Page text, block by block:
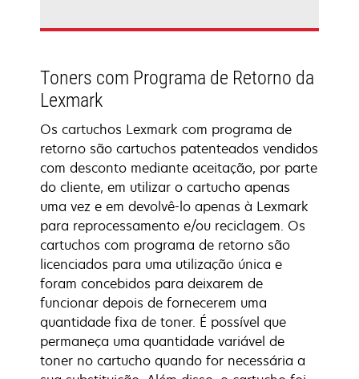
Toners com Programa de Retorno da
Lexmark
Os cartuchos Lexmark com programa de
retorno são cartuchos patenteados vendidos
com desconto mediante aceitação, por parte
do cliente, em utilizar o cartucho apenas
uma vez e em devolvê-lo apenas à Lexmark
para reprocessamento e/ou reciclagem. Os
cartuchos com programa de retorno são
licenciados para uma utilização única e
foram concebidos para deixarem de
funcionar depois de fornecerem uma
quantidade fixa de toner. É possível que
permaneça uma quantidade variável de
toner no cartucho quando for necessária a